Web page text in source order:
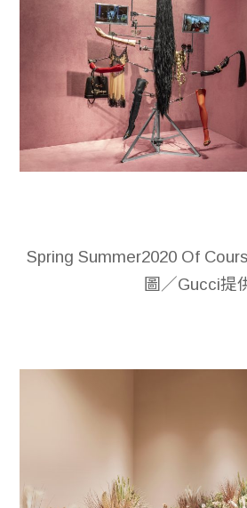
Spring Summer2020 Of
圖／Gucci提